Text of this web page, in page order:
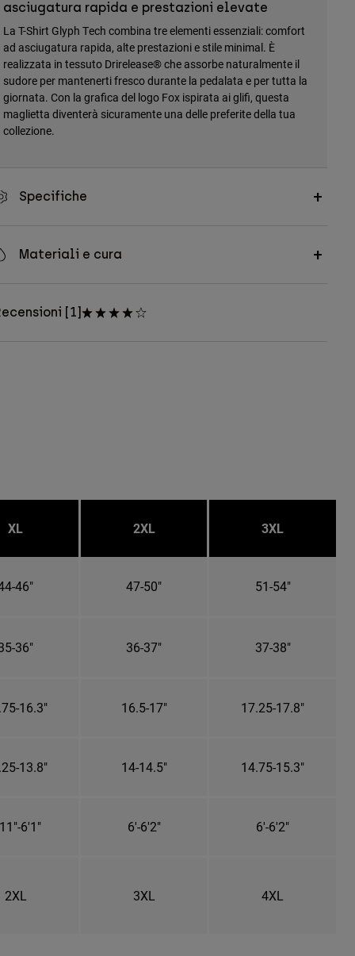
asciugatura rapida e prestazioni elevate
La T-Shirt Glyph Tech combina tre elementi essenziali: comfort
ad asciugatura rapida, alte prestazioni e stile minimal. È
realizzata in tessuto Drirelease® che assorbe naturalmente il
sudore per mantenerti fresco durante la pedalata e per tutta la
giornata. Con la grafica del logo Fox ispirata ai glifi, questa
maglietta diventerà sicuramente una delle preferite della tua
collezione.
Specifiche
Materiali e cura
[1]
XL 2XL 3XL
46" 47-50" 51-54"
36" 36-37" 37-38"
16.3" 16.5-17" 17.25-17.8"
13.8" 14-14.5" 14.75-15.3"
6'1" 6'-6'2" 6'-6'2"
2XL 3XL 4XL